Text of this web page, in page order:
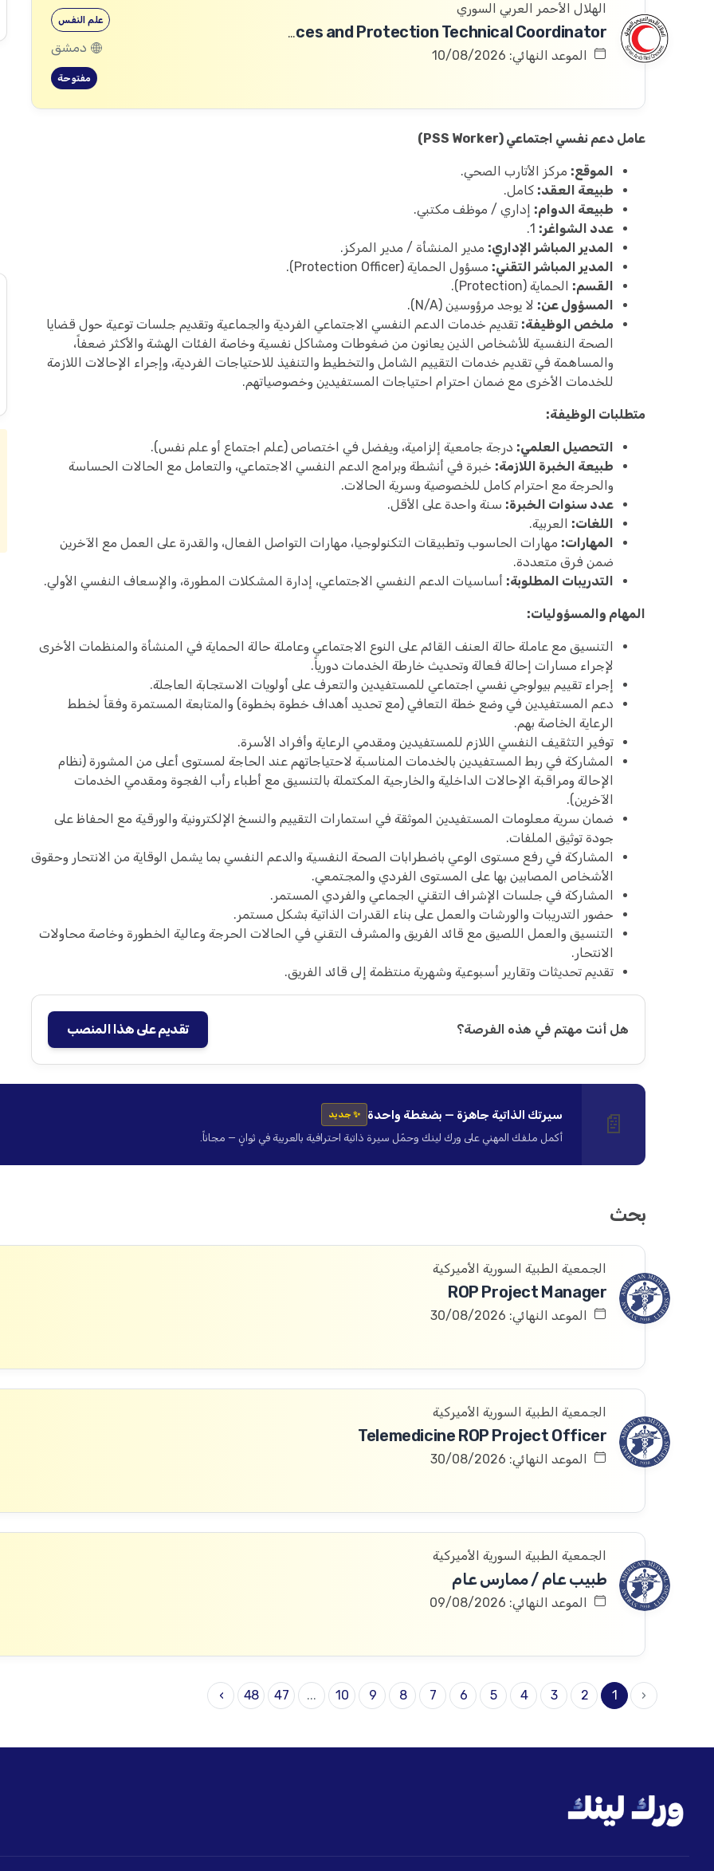
الهلال الأحمر العربي السوري
Community Services and Protection Technical Coordinator
الموعد النهائي: 10/08/2026
علم النفس
دمشق
مفتوحة
عامل دعم نفسي اجتماعي (PSS Worker)
الموقع: مركز الأتارب الصحي.
طبيعة العقد: كامل.
طبيعة الدوام: إداري / موظف مكتبي.
عدد الشواغر:
المدير المباشر الإداري: مدير المنشأة / مدير المركز.
المدير المباشر التقني: مسؤول الحماية (Protection Officer).
القسم: الحماية (Protection).
المسؤول عن: لا يوجد مرؤوسين (N/A).
ملخص الوظيفة: تقديم خدمات الدعم النفسي الاجتماعي الفردية والجماعية وتقديم جلسات توعية حول قضايا
الصحة النفسية للأشخاص الذين يعانون من ضغوطات ومشاكل نفسية وخاصة الفئات الهشة والأكثر ضعفاً،
والمساهمة في تقديم خدمات التقييم الشامل والتخطيط والتنفيذ للاحتياجات الفردية، وإجراء الإحالات اللازمة
للخدمات الأخرى مع ضمان احترام احتياجات المستفيدين وخصوصياتهم.
متطلبات الوظيفة:
التحصيل العلمي: درجة جامعية إلزامية، ويفضل في اختصاص (علم اجتماع أو علم نفس).
طبيعة الخبرة اللازمة: خبرة في أنشطة وبرامج الدعم النفسي الاجتماعي، والتعامل مع الحالات الحساسة
والحرجة مع احترام كامل للخصوصية وسرية الحالات.
عدد سنوات الخبرة: سنة واحدة على الأقل.
اللغات: العربية.
المهارات: مهارات الحاسوب وتطبيقات التكنولوجيا، مهارات التواصل الفعال، والقدرة على العمل مع الآخرين
ضمن فرق متعددة.
التدريبات المطلوبة: أساسيات الدعم النفسي الاجتماعي، إدارة المشكلات المطورة، والإسعاف النفسي الأولي.
المهام والمسؤوليات:
التنسيق مع عاملة حالة العنف القائم على النوع الاجتماعي وعاملة حالة الحماية في المنشأة والمنظمات الأخرى
لإجراء مسارات إحالة فعالة وتحديث خارطة الخدمات دورياً.
إجراء تقييم بيولوجي نفسي اجتماعي للمستفيدين والتعرف على أولويات الاستجابة العاجلة.
دعم المستفيدين في وضع خطة التعافي (مع تحديد أهداف خطوة بخطوة) والمتابعة المستمرة وفقاً لخطط
الرعاية الخاصة بهم.
توفير التثقيف النفسي اللازم للمستفيدين ومقدمي الرعاية وأفراد الأسرة.
المشاركة في ربط المستفيدين بالخدمات المناسبة لاحتياجاتهم عند الحاجة لمستوى أعلى من المشورة (نظام
الإحالة ومراقبة الإحالات الداخلية والخارجية المكتملة بالتنسيق مع أطباء رأب الفجوة ومقدمي الخدمات
الآخرين).
ضمان سرية معلومات المستفيدين الموثقة في استمارات التقييم والنسخ الإلكترونية والورقية مع الحفاظ على
جودة توثيق الملفات.
المشاركة في رفع مستوى الوعي باضطرابات الصحة النفسية والدعم النفسي بما يشمل الوقاية من الانتحار وحقوق
الأشخاص المصابين بها على المستوى الفردي والمجتمعي.
المشاركة في جلسات الإشراف التقني الجماعي والفردي المستمر.
حضور التدريبات والورشات والعمل على بناء القدرات الذاتية بشكل مستمر.
التنسيق والعمل اللصيق مع قائد الفريق والمشرف التقني في الحالات الحرجة وعالية الخطورة وخاصة محاولات
الانتحار.
تقديم تحديثات وتقارير أسبوعية وشهرية منتظمة إلى قائد الفريق.
هل أنت مهتم في هذه الفرصة؟ تقديم على هذا المنصب
📄 سيرتك الذاتية جاهزة — بضغطة واحدة ✨ جديد
أكمل ملفك المهني على ورك لينك وحمّل سيرة ذاتية احترافية بالعربية في ثوانٍ — مجاناً.
بحث
الجمعية الطبية السورية الأميركية
ROP Project Manager
الموعد النهائي: 30/08/2026
الجمعية الطبية السورية الأميركية
Telemedicine ROP Project Officer
الموعد النهائي: 30/08/2026
الجمعية الطبية السورية الأميركية
طبيب عام / ممارس عام
الموعد النهائي: 09/08/2026
‹
1
2
3
4
5
6
7
8
9
10
...
47
48
›